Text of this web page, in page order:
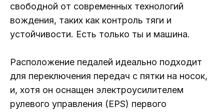
свободной от современных технологий
вождения, таких как контроль тяги и
устойчивости. Есть только ты и машина.
Расположение педалей идеально подходит
для переключения передач с пятки на носок,
и, хотя он оснащен электроусилителем
рулевого управления (EPS) первого